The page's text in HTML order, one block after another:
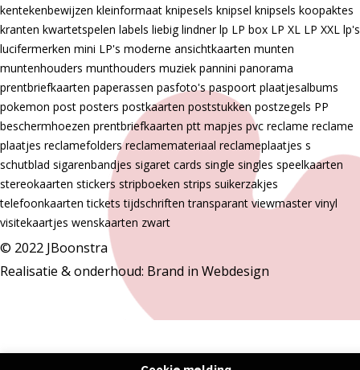
kentekenbewijzen kleinformaat knipesels knipsel knipsels koopaktes
kranten kwartetspelen labels liebig lindner lp LP box LP XL LP XXL lp's
lucifermerken mini LP's moderne ansichtkaarten munten
muntenhouders munthouders muziek pannini panorama
prentbriefkaarten paperassen pasfoto's paspoort plaatjesalbums
pokemon post posters postkaarten poststukken postzegels PP
beschermhoezen prentbriefkaarten ptt mapjes pvc reclame reclame
plaatjes reclamefolders reclamemateriaal reclameplaatjes s
schutblad sigarenbandjes sigaret cards single singles speelkaarten
stereokaarten stickers stripboeken strips suikerzakjes
telefoonkaarten tickets tijdschriften transparant viewmaster vinyl
visitekaartjes wenskaarten zwart
© 2022 JBoonstra
Realisatie & onderhoud: Brand in Webdesign